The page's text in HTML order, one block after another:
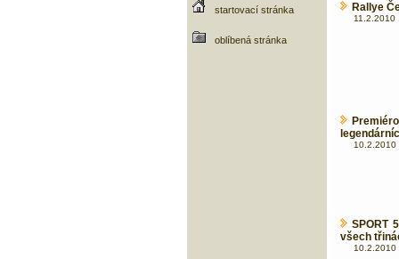
startovací stránka
oblíbená stránka
Rallye
11.2.2010
10.2.2010
SPORT
všech
10.2.2010